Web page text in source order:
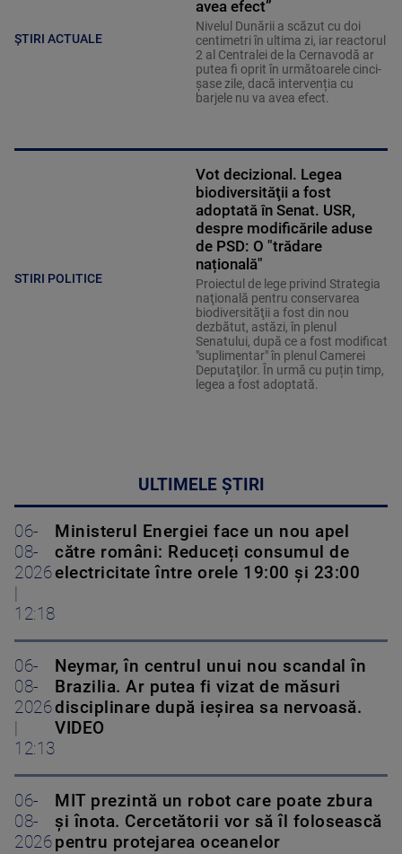
ȘTIRI ACTUALE
avea efect”
Nivelul Dunării a scăzut cu doi
centimetri în ultima zi, iar reactorul
2 al Centralei de la Cernavodă ar
putea fi oprit în următoarele cinci-
șase zile, dacă intervenția cu
barjele nu va avea efect.
STIRI POLITICE
Vot decizional. Legea
biodiversităţii a fost
adoptată în Senat. USR,
despre modificările aduse
de PSD: O "trădare
națională"
Proiectul de lege privind Strategia
naţională pentru conservarea
biodiversităţii a fost din nou
dezbătut, astăzi, în plenul
Senatului, după ce a fost modificat
"suplimentar" în plenul Camerei
Deputaţilor. În urmă cu puțin timp,
legea a fost adoptată.
ULTIMELE ȘTIRI
06-
08-
2026
12:18
Ministerul Energiei face un nou apel
către români: Reduceți consumul de
electricitate între orele 19:00 și 23:00
06-
08-
2026
12:13
Neymar, în centrul unui nou scandal în
Brazilia. Ar putea fi vizat de măsuri
disciplinare după ieșirea sa nervoasă.
VIDEO
06-
08-
2026
MIT prezintă un robot care poate zbura
și înota. Cercetătorii vor să îl folosească
pentru protejarea oceanelor